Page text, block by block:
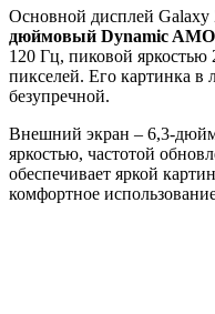
Основной дисплей Galaxy
дюймовый Dynamic
120 Гц, пиковой
пикселей. Его картинка в
безупречной.
Внешний экран – 6,3-
яркостью, частотой
обеспечивает яркой
комфортное